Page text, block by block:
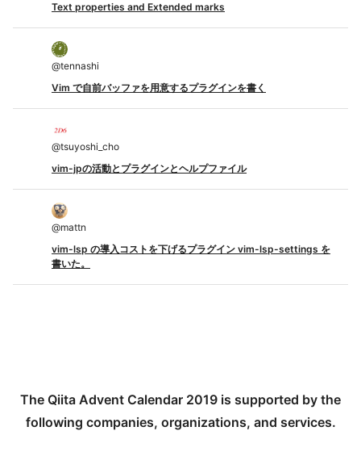
Text properties and Extended marks
@tennashi
Vim で自前バッファを用意するプラグインを書く
@tsuyoshi_cho
vim-jpの活動とプラグインとヘルプファイル
@mattn
vim-lsp の導入コストを下げるプラグイン vim-lsp-settings を
書いた。
The Qiita Advent Calendar 2019 is supported by the
following companies, organizations, and services.